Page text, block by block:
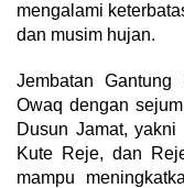
mengalami
dan musim hujan.
Jembatan
Owaq dengan
Dusun Jamat,
Kute Reje, dan
mampu